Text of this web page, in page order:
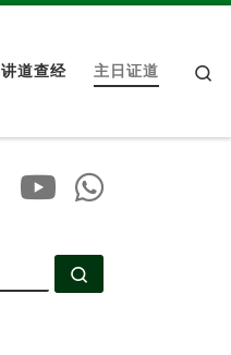
讲道查经 主日证道
SEARCH